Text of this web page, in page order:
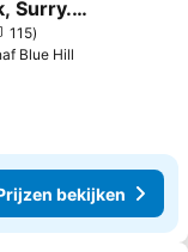
Surry.
Of Acadia
115
Blue Hill
bekijken